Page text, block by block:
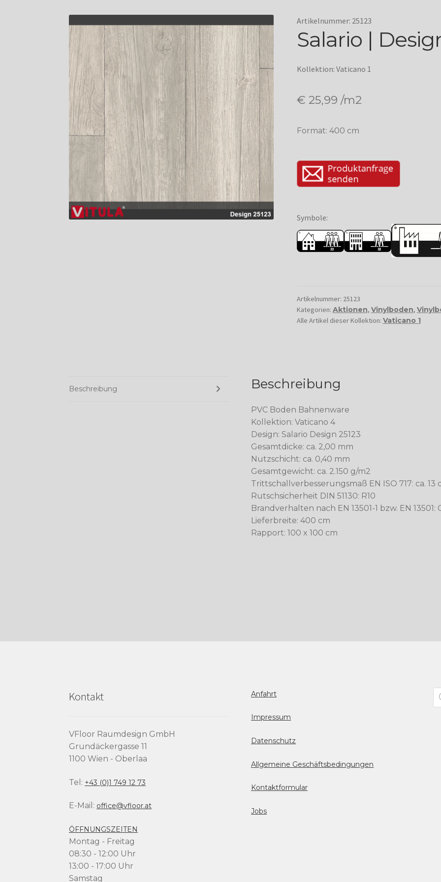
Artikelnummer: 25123
Salario |
Kollektion: Vaticano 1
€ 25,99 /m2
Format: 400 cm
Symbole:
Artikelnummer: 25123
Kategorien: Aktionen, Vinylboden,
Alle Artikel dieser Kollektion: Vaticano 1
Beschreibung Beschreibung
PVC Boden Bahnenware
Kollektion: Vaticano 4
Design: Salario Design 25123
Gesamtdicke: ca. 2,00 mm
Nutzschicht: ca. 0,40 mm
Gesamtgewicht: ca. 2.150 g/m2
Trittschallverbesserungsmaß EN ISO 717: ca. 13
Rutschsicherheit DIN 51130: R10
Brandverhalten nach EN 13501-1 bzw. EN 13501:
Lieferbreite: 400 cm
Rapport: 100 x 100 cm
Kontakt
VFloor Raumdesign GmbH
Grundäckergasse 11
1100 Wien - Oberlaa
Tel: +43 (0)1 749 12 73
E-Mail: office@vfloor.at
ÖFFNUNGSZEITEN
Montag - Freitag
08:30 - 12:00 Uhr
13:00 - 17:00 Uhr
Samstag
Anfahrt
Impressum
Datenschutz
Allgemeine Geschäftsbedingungen
Kontaktformular
Jobs